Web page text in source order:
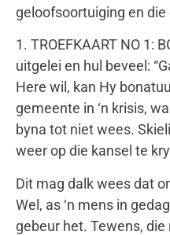
geloofsoortuiging en
1. TROEFKAART NO 1:
uitgelei en hul beveel:
Here wil, kan Hy
gemeente in ‘n krisis,
byna tot niet wees.
weer op die kansel te
Dit mag dalk wees dat
Wel, as ‘n mens in
gebeur het. Tewens,